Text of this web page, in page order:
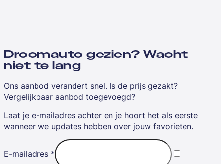
Droomauto gezien? Wacht
niet te lang
Ons aanbod verandert snel. Is de prijs gezakt?
Vergelijkbaar aanbod toegevoegd?
Laat je e-mailadres achter en je hoort het als eerste
wanneer we updates hebben over jouw favorieten.
E-mailadres *